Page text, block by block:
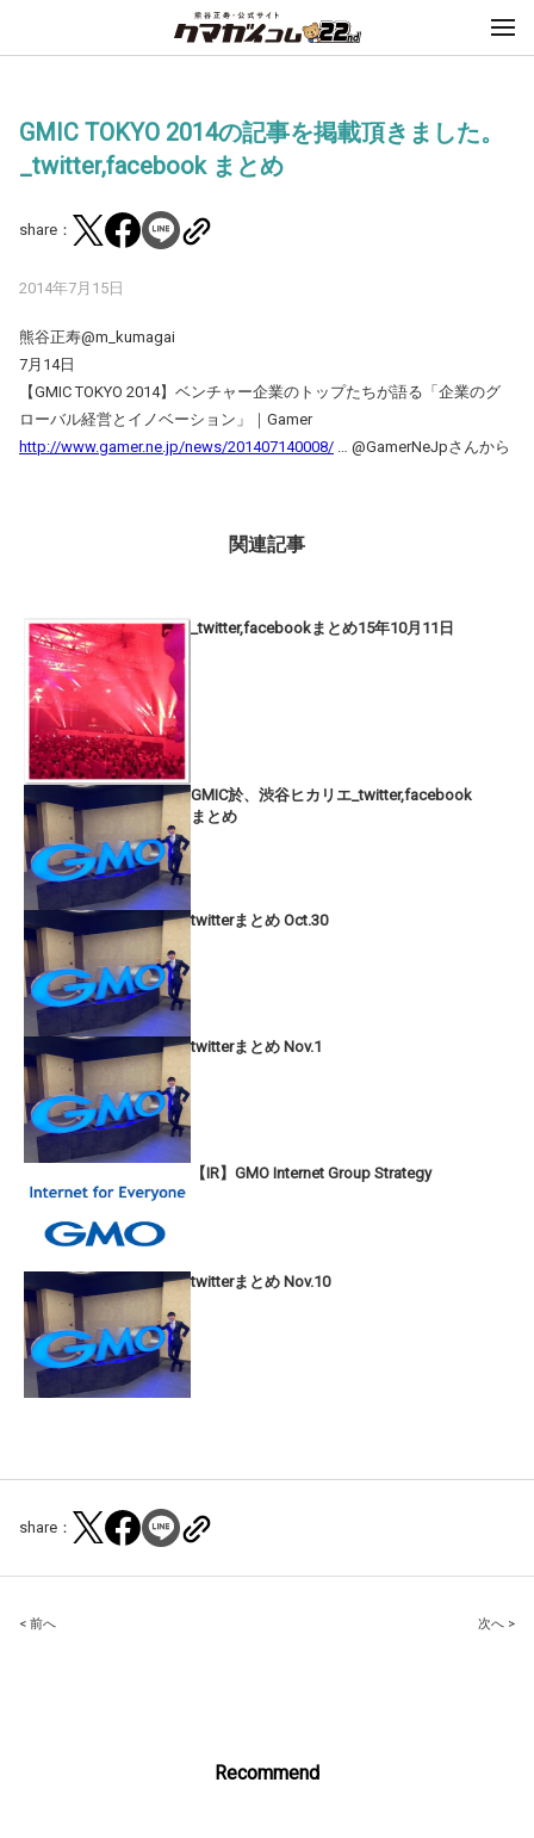
GMIC TOKYO 2014の記事を掲載頂きました。
_twitter,facebook まとめ
share：
2014年7月15日
熊谷正寿@m_kumagai
7月14日
【GMIC TOKYO 2014】ベンチャー企業のトップたちが語る「企業のグ
ローバル経営とイノベーション」｜Gamer
http://www.gamer.ne.jp/news/201407140008/ … @GamerNeJpさんから
関連記事
_twitter,facebookまとめ15年10月11日
GMIC於、渋谷ヒカリエ_twitter,facebook
まとめ
twitterまとめ Oct.30
twitterまとめ Nov.1
【IR】GMO Internet Group Strategy
twitterまとめ Nov.10
share：
Post
< 前へ 次へ >
Recommend